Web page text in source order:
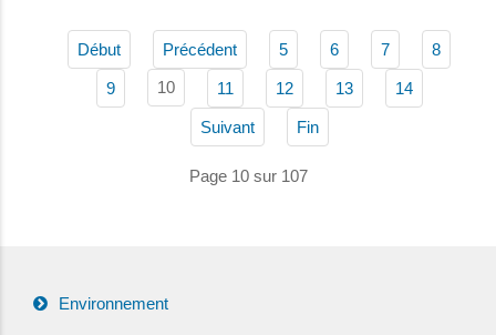
Début Précédent 5 6 7 8
9 10 11 12 13 14
Suivant Fin
Page 10 sur 107
Environnement